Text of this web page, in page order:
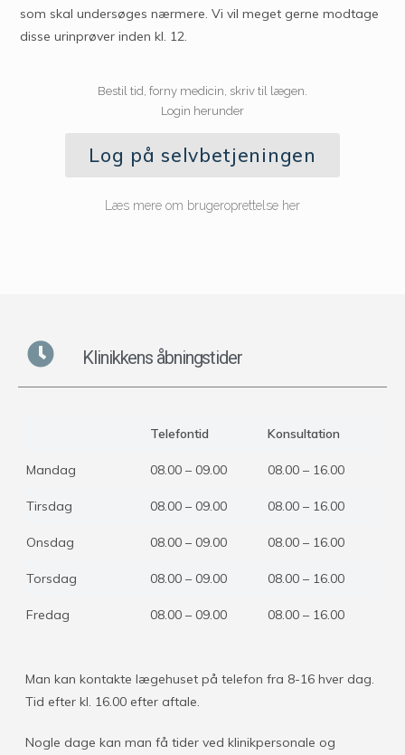
som skal undersøges nærmere. Vi vil meget gerne modtage
disse urinprøver inden kl. 12.
Bestil tid, forny medicin, skriv til lægen.
Login herunder
Log på selvbetjeningen
Læs mere om brugeroprettelse her
Klinikkens åbningstider
Telefontid Konsultation
Mandag 08.00 – 09.00 08.00 – 16.00
Tirsdag 08.00 – 09.00 08.00 – 16.00
Onsdag 08.00 – 09.00 08.00 – 16.00
Torsdag 08.00 – 09.00 08.00 – 16.00
Fredag 08.00 – 09.00 08.00 – 16.00
Man kan kontakte lægehuset på telefon fra 8-16 hver dag.
Tid efter kl. 16.00 efter aftale.
Nogle dage kan man få tider ved klinikpersonale og